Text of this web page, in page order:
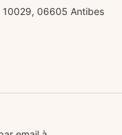
10029, 06605 Antibes